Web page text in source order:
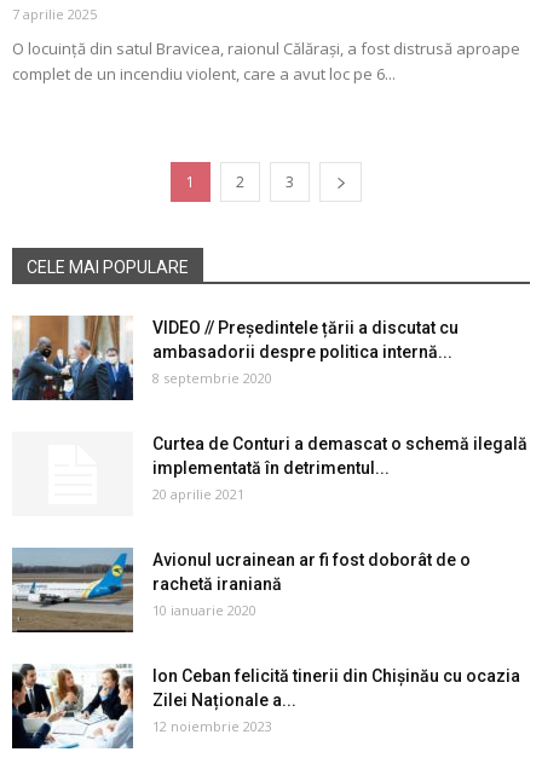
7 aprilie 2025
O locuință din satul Bravicea, raionul Călărași, a fost distrusă aproape
complet de un incendiu violent, care a avut loc pe 6...
1 2 3
CELE MAI POPULARE
VIDEO // Președintele țării a discutat cu
ambasadorii despre politica internă...
8 septembrie 2020
Curtea de Conturi a demascat o schemă ilegală
implementată în detrimentul...
20 aprilie 2021
Avionul ucrainean ar fi fost doborât de o
rachetă iraniană
10 ianuarie 2020
Ion Ceban felicită tinerii din Chișinău cu ocazia
Zilei Naționale a...
12 noiembrie 2023